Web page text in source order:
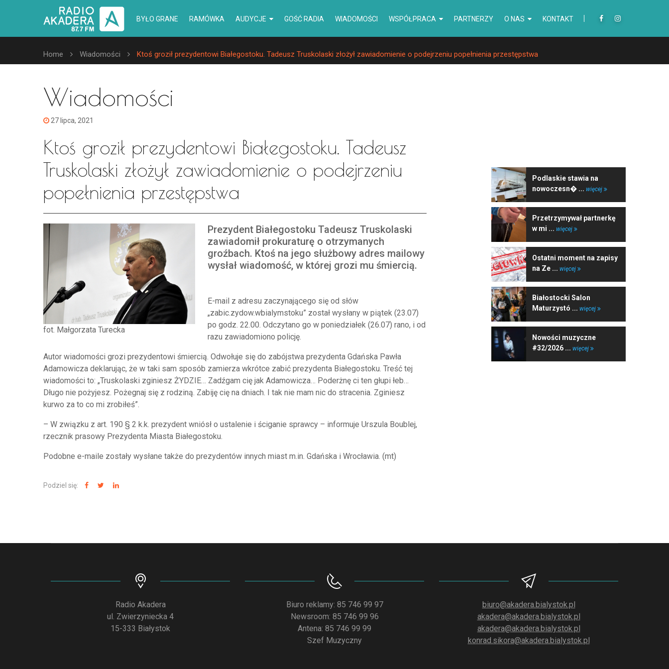
BYŁO GRANE RAMÓWKA AUDYCJE GOŚĆ RADIA WIADOMOŚCI WSPÓŁPRACA PARTNERZY O NAS KONTAKT
Home Wiadomości Ktoś groził prezydentowi Białegostoku. Tadeusz Truskolaski złożył zawiadomienie o podejrzeniu popełnienia przestępstwa
Wiadomości
27 lipca, 2021
Ktoś groził prezydentowi Białegostoku. Tadeusz
Truskolaski złożył zawiadomienie o podejrzeniu
popełnienia przestępstwa
fot. Małgorzata Turecka
Prezydent Białegostoku Tadeusz Truskolaski
zawiadomił prokuraturę o otrzymanych
groźbach. Ktoś na jego służbowy adres mailowy
wysłał wiadomość, w której grozi mu śmiercią.
E-mail z adresu zaczynającego się od słów
„zabic.zydow.wbialymstoku” został wysłany w piątek (23.07)
po godz. 22.00. Odczytano go w poniedziałek (26.07) rano, i od
razu zawiadomiono policję.
Autor wiadomości grozi prezydentowi śmiercią. Odwołuje się do zabójstwa prezydenta Gdańska Pawła
Adamowicza deklarując, że w taki sam sposób zamierza wkrótce zabić prezydenta Białegostoku. Treść tej
wiadomości to: „Truskolaski zginiesz ŻYDZIE… Zadźgam cię jak Adamowicza… Poderżnę ci ten głupi łeb…
Długo nie pożyjesz. Pożegnaj się z rodziną. Zabiję cię na dniach. I tak nie mam nic do stracenia. Zginiesz
kurwo za to co mi zrobiłeś”.
– W związku z art. 190 § 2 k.k. prezydent wniósł o ustalenie i ściganie sprawcy – informuje Urszula Boublej,
rzecznik prasowy Prezydenta Miasta Białegostoku.
Podobne e-maile zostały wysłane także do prezydentów innych miast m.in. Gdańska i Wrocławia. (mt)
Podziel się:
Podlaskie stawia na
nowoczesn� ... więcej
Przetrzymywał partnerkę
w mi ... więcej
Ostatni moment na zapisy
na Ze ... więcej
Białostocki Salon
Maturzystó ... więcej
Nowości muzyczne
#32/2026 ... więcej
Radio Akadera
ul. Zwierzyniecka 4
15-333 Białystok
Biuro reklamy: 85 746 99 97
Newsroom: 85 746 99 96
Antena: 85 746 99 99
Szef Muzyczny
biuro@akadera.bialystok.pl
akadera@akadera.bialystok.pl
akadera@akadera.bialystok.pl
konrad.sikora@akadera.bialystok.pl